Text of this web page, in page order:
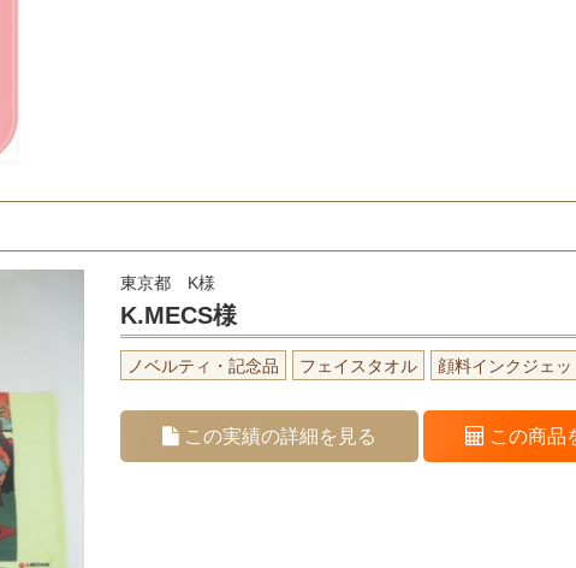
東京都 K様
K.MECS様
ノベルティ・記念品 フェイスタオル 顔料インクジェッ
この実績の詳細を見る この商品